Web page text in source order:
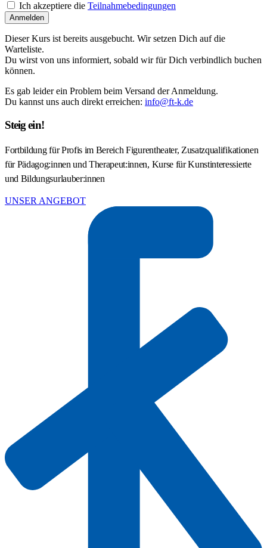
Ich akzeptiere die Teilnahmebedingungen
Anmelden
Dieser Kurs ist bereits ausgebucht. Wir setzen Dich auf die
Warteliste.
Du wirst von uns informiert, sobald wir für Dich verbindlich buchen
können.
Es gab leider ein Problem beim Versand der Anmeldung.
Du kannst uns auch direkt erreichen: info@ft-k.de
Steig ein!
Fortbildung für Profis im Bereich Figurentheater, Zusatzqualifikationen
für Pädagog:innen und Therapeut:innen, Kurse für Kunstinteressierte
und Bildungsurlauber:innen
UNSER ANGEBOT